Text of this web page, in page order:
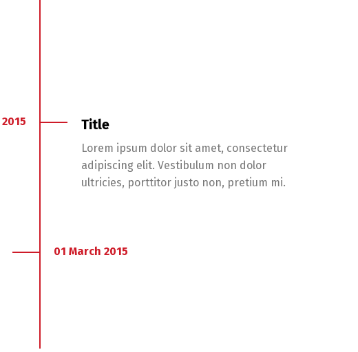
2015 Title
Lorem ipsum dolor sit amet, consectetur
adipiscing elit. Vestibulum non dolor
ultricies, porttitor justo non, pretium mi.
01 March 2015